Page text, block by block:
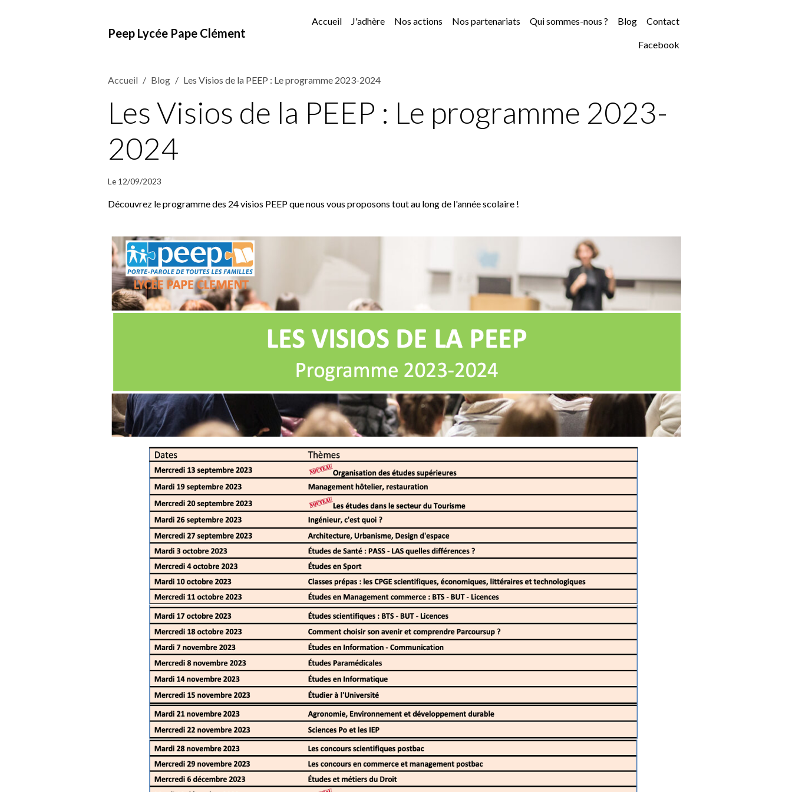
Peep Lycée Pape Clément
Accueil J'adhère Nos actions Nos partenariats Qui sommes-nous ? Blog Contact
Facebook
Accueil Blog Les Visios de la PEEP : Le programme 2023-2024
Les Visios de la PEEP : Le programme 2023-
2024
Le 12/09/2023
Découvrez le programme des 24 visios PEEP que nous vous proposons tout au long de l'année scolaire !